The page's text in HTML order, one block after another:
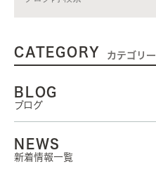
CATEGORY カテゴリー
BLOG
ブログ
NEWS
新着情報一覧